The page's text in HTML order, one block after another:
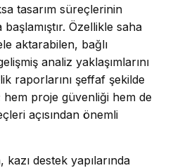
tasarım süreçlerinin
Özellikle saha
aktarabilen, bağlı
analiz yaklaşımlarını
raporlarını şeffaf şekilde
proje güvenliği hem de
açısından önemli
destek yapılarında